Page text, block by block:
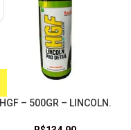
HGF – 500GR – LINCOLN.